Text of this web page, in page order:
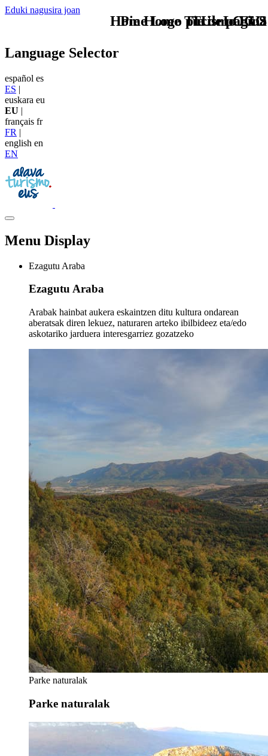
Eduki nagusira joan
TU - LOGO
Language Selector
español es
ES |
euskara eu
EU |
français fr
FR |
english en
EN
Menu Display
Ezagutu Araba
Ezagutu Araba
Arabak hainbat aukera eskaintzen ditu kultura ondarean
aberatsak diren lekuez, naturaren arteko ibilbideez eta/edo
askotariko jarduera interesgarriez gozatzeko
Parke naturalak
Parke naturalak
Home Logo pie de página
Pie Home Turismo EUS